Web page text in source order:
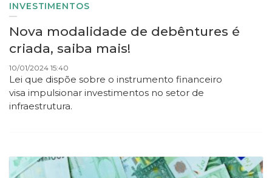
INVESTIMENTOS
Nova modalidade de debêntures é
criada, saiba mais!
10/01/2024 15:40
Lei que dispõe sobre o instrumento financeiro
visa impulsionar investimentos no setor de
infraestrutura.